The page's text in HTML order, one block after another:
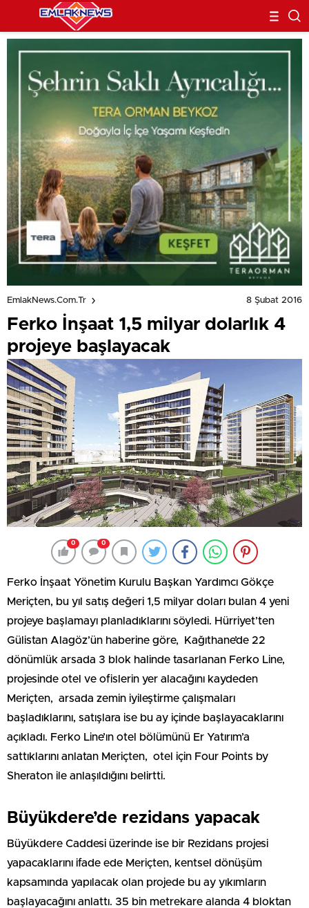
EmlakNews.com.tr 8 Şubat 2016
Ferko İnşaat 1,5 milyar dolarlık 4
projeye başlayacak
0 0
Ferko İnşaat Yönetim Kurulu Başkan Yardımcı Gökçe
Meriçten, bu yıl satış değeri 1,5 milyar doları bulan 4 yeni
projeye başlamayı planladıklarını söyledi. Hürriyet’ten
Gülistan Alagöz’ün haberine göre, Kağıthane’de 22
dönümlük arsada 3 blok halinde tasarlanan Ferko Line,
projesinde otel ve ofislerin yer alacağını kaydeden
Meriçten, arsada zemin iyileştirme çalışmaları
başladıklarını, satışlara ise bu ay içinde başlayacaklarını
açıkladı. Ferko Line’ın otel bölümünü Er Yatırım’a
sattıklarını anlatan Meriçten, otel için Four Points by
Sheraton ile anlaşıldığını belirtti.
Büyükdere’de rezidans yapacak
Büyükdere Caddesi üzerinde ise bir Rezidans projesi
yapacaklarını ifade ede Meriçten, kentsel dönüşüm
kapsamında yapılacak olan projede bu ay yıkımların
başlayacağını anlattı. 35 bin metrekare alanda 4 bloktan